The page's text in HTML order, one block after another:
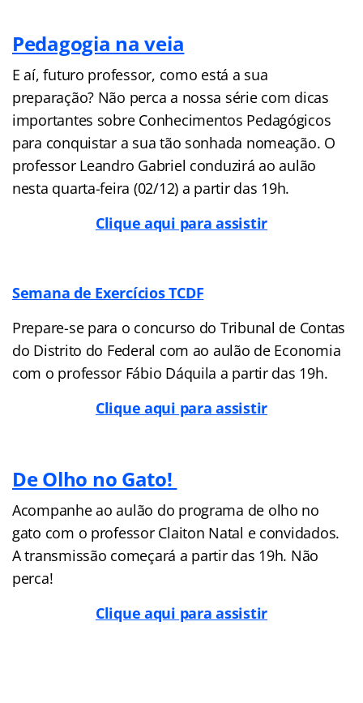
Pedagogia na veia
E aí, futuro professor, como está a sua
preparação? Não perca a nossa série com dicas
importantes sobre Conhecimentos Pedagógicos
para conquistar a sua tão sonhada nomeação. O
professor Leandro Gabriel conduzirá ao aulão
nesta quarta-feira (02/12) a partir das 19h.
Clique aqui para assistir
Semana de Exercícios TCDF
Prepare-se para o concurso do Tribunal de Contas
do Distrito do Federal com ao aulão de Economia
com o professor Fábio Dáquila a partir das 19h.
Clique aqui para assistir
De Olho no Gato!
Acompanhe ao aulão do programa de olho no
gato com o professor Claiton Natal e convidados.
A transmissão começará a partir das 19h. Não
perca!
Clique aqui para assistir